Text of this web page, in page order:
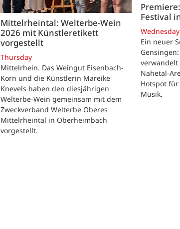
Mittelrheintal: Welterbe-Wein
2026 mit Künstleretikett
vorgestellt
Thursday
Mittelrhein. Das Weingut Eisenbach-
Korn und die Künstlerin Mareike
Knevels haben den diesjährigen
Welterbe-Wein gemeinsam mit dem
Zweckverband Welterbe Oberes
Mittelrheintal in Oberheimbach
vorgestellt.
Festival
Wednesday
Ein neuer
verwandelt
Nahetal-
Hotspot
Musik.